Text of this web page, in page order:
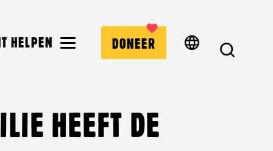
HELPEN DONEER
ZOEK
HEEFT DE